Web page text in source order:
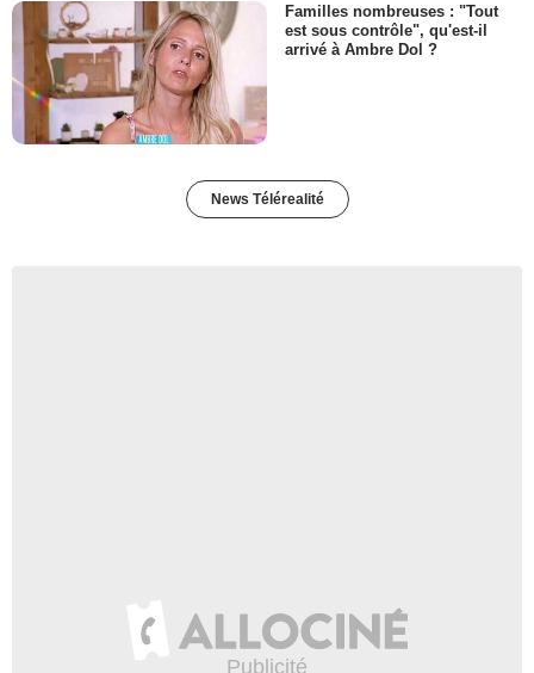
Familles nombreuses : "Tout
est sous contrôle", qu'est-il
arrivé à Ambre Dol ?
News Télérealité